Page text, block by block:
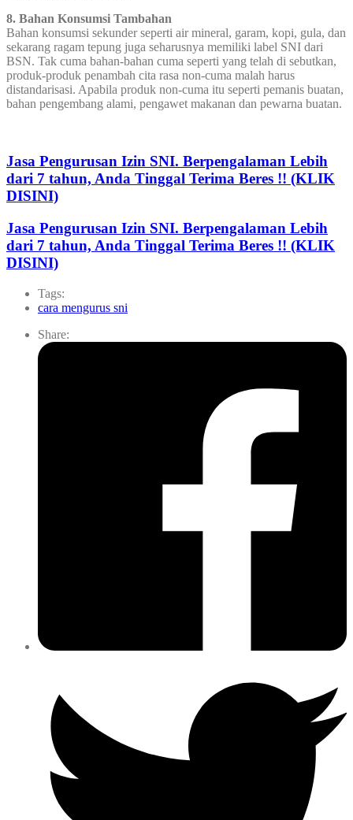
8. Bahan Konsumsi Tambahan
Bahan konsumsi sekunder seperti air mineral, garam, kopi, gula, dan
sekarang ragam tepung juga seharusnya memiliki label SNI dari
BSN. Tak cuma bahan-bahan cuma seperti yang telah di sebutkan,
produk-produk penambah cita rasa non-cuma malah harus
distandarisasi. Apabila produk non-cuma itu seperti pemanis buatan,
bahan pengembang alami, pengawet makanan dan pewarna buatan.
Jasa Pengurusan Izin SNI. Berpengalaman Lebih
dari 7 tahun, Anda Tinggal Terima Beres !! (KLIK
DISINI)
Jasa Pengurusan Izin SNI. Berpengalaman Lebih
dari 7 tahun, Anda Tinggal Terima Beres !! (KLIK
DISINI)
Tags:
cara mengurus sni
Share: